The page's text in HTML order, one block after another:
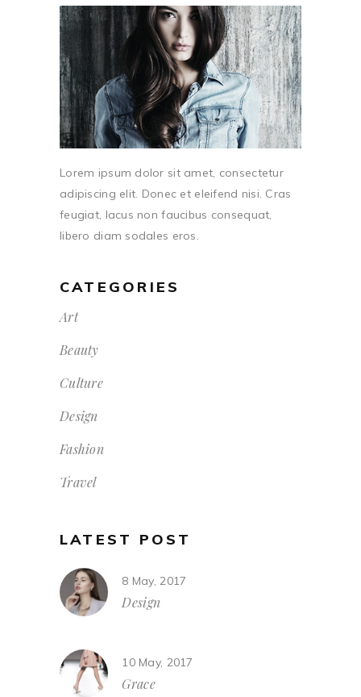
Lorem ipsum dolor sit amet, consectetur
adipiscing elit. Donec et eleifend nisi. Cras
feugiat, lacus non faucibus consequat,
libero diam sodales eros.
CATEGORIES
Art
Beauty
Culture
Design
Fashion
Travel
LATEST POST
8 May, 2017
Design
10 May, 2017
Grace